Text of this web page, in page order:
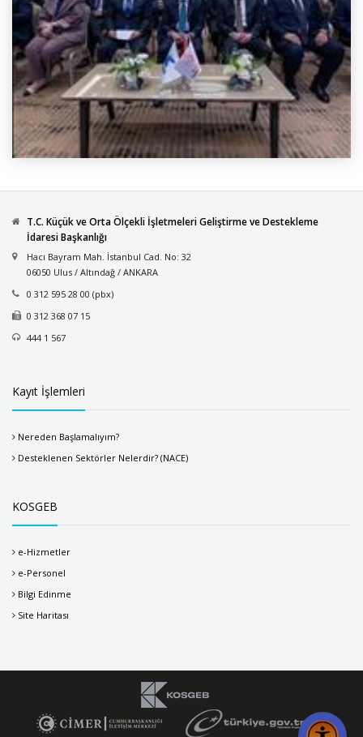
T.C. Küçük ve Orta Ölçekli İşletmeleri Geliştirme ve Destekleme
İdaresi Başkanlığı
Hacı Bayram Mah. İstanbul Cad. No: 32
06050 Ulus / Altındağ / ANKARA
0 312 595 28 00 (pbx)
0 312 368 07 15
444 1 567
Kayıt İşlemleri
Nereden Başlamalıyım?
Desteklenen Sektörler Nelerdir? (NACE)
KOSGEB
e-Hizmetler
e-Personel
Bilgi Edinme
Site Haritası